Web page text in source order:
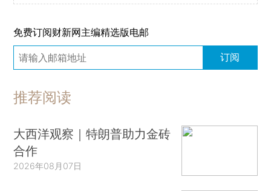
免费订阅财新网主编精选版电邮
订阅
推荐阅读
大西洋观察｜特朗普助力金砖
合作
2026年08月07日